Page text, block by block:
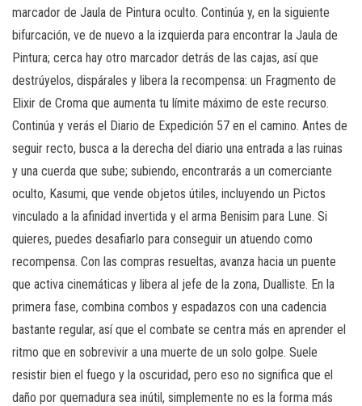
marcador de Jaula de Pintura oculto. Continúa y, en la siguiente
bifurcación, ve de nuevo a la izquierda para encontrar la Jaula de
Pintura; cerca hay otro marcador detrás de las cajas, así que
destrúyelos, dispárales y libera la recompensa: un Fragmento de
Elixir de Croma que aumenta tu límite máximo de este recurso.
Continúa y verás el Diario de Expedición 57 en el camino. Antes de
seguir recto, busca a la derecha del diario una entrada a las ruinas
y una cuerda que sube; subiendo, encontrarás a un comerciante
oculto, Kasumi, que vende objetos útiles, incluyendo un Pictos
vinculado a la afinidad invertida y el arma Benisim para Lune. Si
quieres, puedes desafiarlo para conseguir un atuendo como
recompensa. Con las compras resueltas, avanza hacia un puente
que activa cinemáticas y libera al jefe de la zona, Dualliste. En la
primera fase, combina combos y espadazos con una cadencia
bastante regular, así que el combate se centra más en aprender el
ritmo que en sobrevivir a una muerte de un solo golpe. Suele
resistir bien el fuego y la oscuridad, pero eso no significa que el
daño por quemadura sea inútil, simplemente no es la forma más